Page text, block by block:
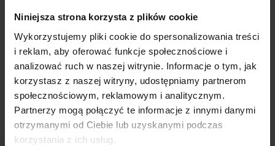
Niniejsza strona korzysta z plików cookie
Wykorzystujemy pliki cookie do spersonalizowania treści
i reklam, aby oferować funkcje społecznościowe i
analizować ruch w naszej witrynie. Informacje o tym, jak
korzystasz z naszej witryny, udostępniamy partnerom
społecznościowym, reklamowym i analitycznym.
Partnerzy mogą połączyć te informacje z innymi danymi
otrzymanymi od Ciebie lub uzyskanymi podczas
korzystania z ich usług.
zakresie ochroną przysługującą dotychczas jedynie
konsumentom.
CZYTAJ